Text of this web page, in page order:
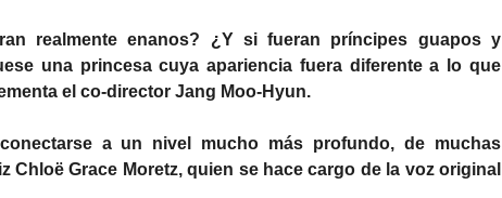
realmente enanos? ¿Y si fueran príncipes guapos y
una princesa cuya apariencia fuera diferente a lo que
el co-director Jang Moo-Hyun.
a un nivel mucho más profundo, de muchas
Chloë Grace Moretz, quien se hace cargo de la voz original